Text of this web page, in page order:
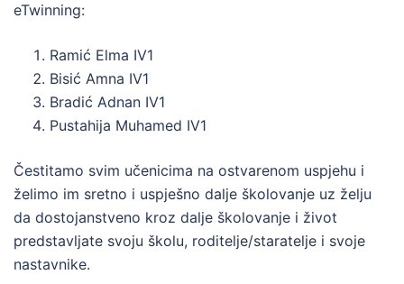
eTwinning:
Ramić Elma IV1
Bisić Amna IV1
Bradić Adnan IV1
Pustahija Muhamed IV1
Čestitamo svim učenicima na ostvarenom uspjehu i
želimo im sretno i uspješno dalje školovanje uz želju
da dostojanstveno kroz dalje školovanje i život
predstavljate svoju školu, roditelje/staratelje i svoje
nastavnike.